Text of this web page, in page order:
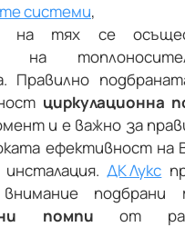
системи,
на тях се
на
Правилно
циркулационна
и е важно за
ефективност на
ДК Лукс
подбрани
помпи от